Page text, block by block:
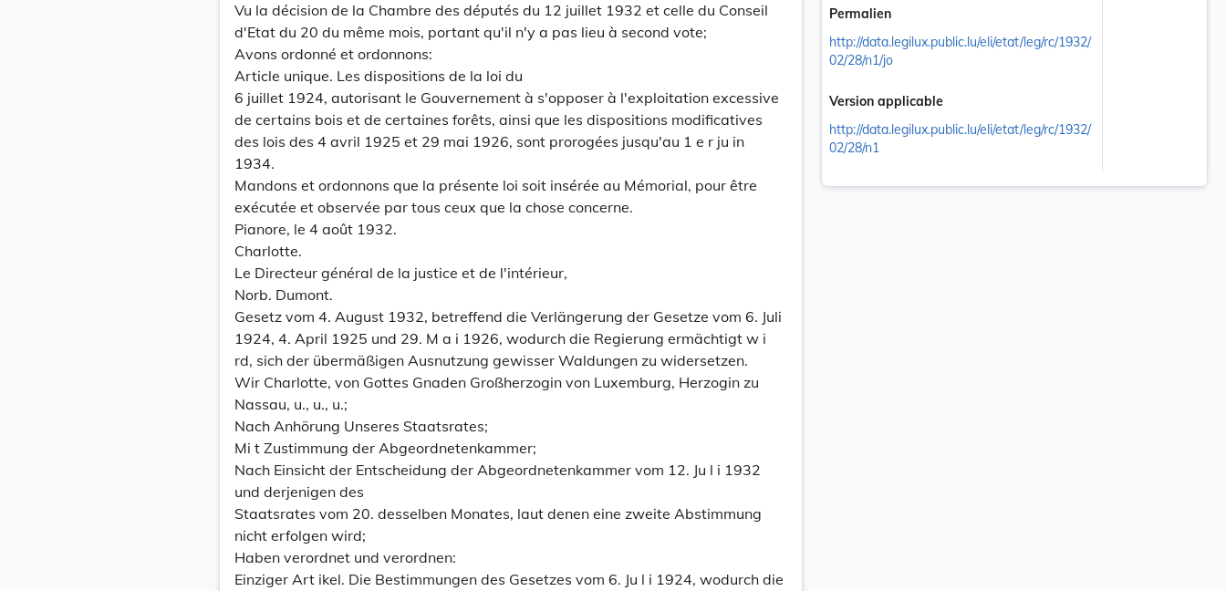
Vu la décision de la Chambre des députés du 12 juillet 1932 et celle du Conseil
d'Etat du 20 du même mois, portant qu'il n'y a pas lieu à second vote;
Avons ordonné et ordonnons:
Article unique. Les dispositions de la loi du
6 juillet 1924, autorisant le Gouvernement à s'opposer à l'exploitation excessive
de certains bois et de certaines forêts, ainsi que les dispositions modificatives
des lois des 4 avril 1925 et 29 mai 1926, sont prorogées jusqu'au 1 e r ju in
1934.
Mandons et ordonnons que la présente loi soit insérée au Mémorial, pour être
exécutée et observée par tous ceux que la chose concerne.
Pianore, le 4 août 1932.
Charlotte.
Le Directeur général de la justice et de l'intérieur,
Norb. Dumont.
Gesetz vom 4. August 1932, betreffend die Verlängerung der Gesetze vom 6. Juli
1924, 4. April 1925 und 29. M a i 1926, wodurch die Regierung ermächtigt w i
rd, sich der übermäßigen Ausnutzung gewisser Waldungen zu widersetzen.
Wir Charlotte, von Gottes Gnaden Großherzogin von Luxemburg, Herzogin zu
Nassau, u., u., u.;
Nach Anhörung Unseres Staatsrates;
Mi t Zustimmung der Abgeordnetenkammer;
Nach Einsicht der Entscheidung der Abgeordnetenkammer vom 12. Ju l i 1932
und derjenigen des
Staatsrates vom 20. desselben Monates, laut denen eine zweite Abstimmung
nicht erfolgen wird;
Haben verordnet und verordnen:
Einziger Art ikel. Die Bestimmungen des Gesetzes vom 6. Ju l i 1924, wodurch die
Permalien
http://data.legilux.public.lu/eli/etat/leg/rc/1932/
02/28/n1/jo
Version applicable
http://data.legilux.public.lu/eli/etat/leg/rc/1932/
02/28/n1